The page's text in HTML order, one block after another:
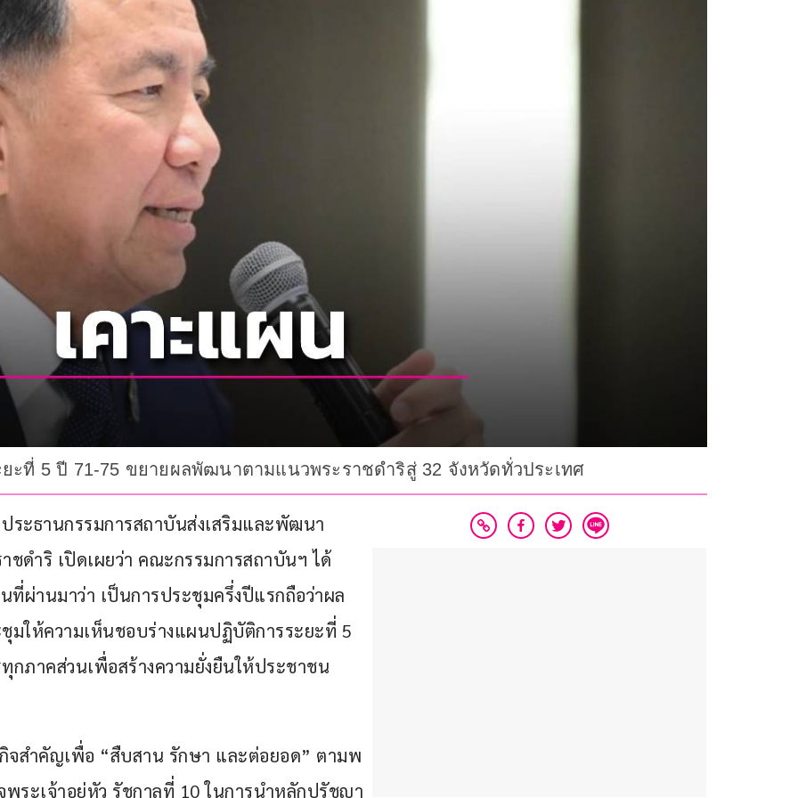
ะที่ 5 ปี 71-75 ขยายผลพัฒนาตามแนวพระราชดำริสู่ 32 จังหวัดทั่วประเทศ
ะธานกรรมการสถาบันส่งเสริมและพัฒนา
ดำริ เปิดเผยว่า คณะกรรมการสถาบันฯ ได้
ผ่านมาว่า เป็นการประชุมครึ่งปีแรกถือว่าผล
ให้ความเห็นชอบร่างแผนปฏิบัติการระยะที่ 5
ภาคส่วนเพื่อสร้างความยั่งยืนให้ประชาชน
จสำคัญเพื่อ “สืบสาน รักษา และต่อยอด” ตามพ
ระเจ้าอยู่หัว รัชกาลที่ 10 ในการนำหลักปรัชญา